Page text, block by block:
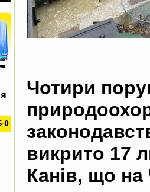
Чотири
викрито 17
Канів, що